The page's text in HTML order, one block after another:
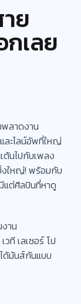
ย
เลย
ลาดงาน
ละไลน์อัพที่ใหญ่
ต้นไปกับเพลง
ใหญ่! พร้อมกับ
แต่ศิลปินที่หาดู
าน
ที เลเซอร์ โป
ด้มันส์กันแบบ